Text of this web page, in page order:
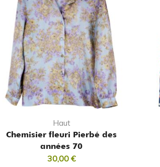
Haut
Chemisier fleuri Pierbé des
années 70
30,00€